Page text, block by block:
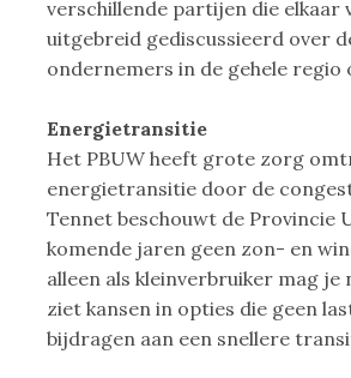
verschillende partijen die elkaar
uitgebreid gediscussieerd over
ondernemers in de gehele regio
Energietransitie
Het PBUW heeft grote zorg
energietransitie door de
Tennet beschouwt de Provincie
komende jaren geen zon- en
alleen als kleinverbruiker mag je
ziet kansen in opties die geen
bijdragen aan een snellere